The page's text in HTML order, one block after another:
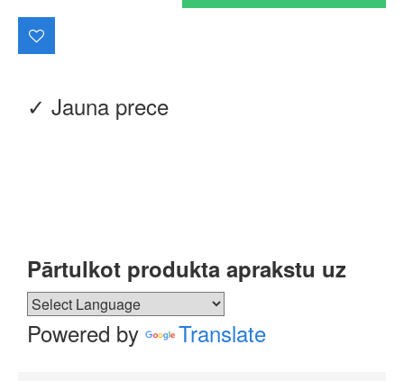
✓ Jauna prece
Pārtulkot produkta aprakstu uz
Powered by Translate